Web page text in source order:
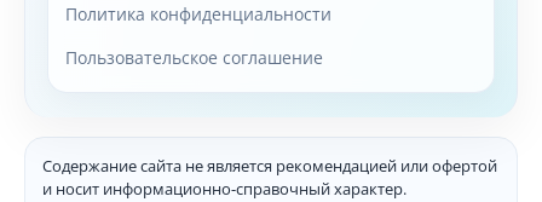
Политика конфиденциальности
Пользовательское соглашение
Содержание сайта не является рекомендацией или офертой
и носит информационно-справочный характер.